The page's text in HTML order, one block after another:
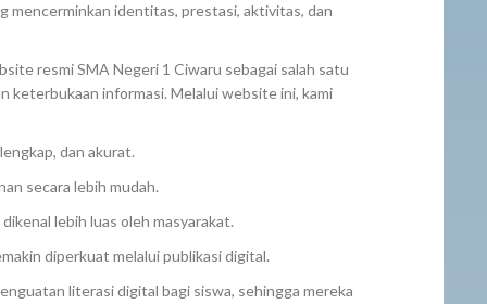
mencerminkan identitas, prestasi, aktivitas, dan
resmi SMA Negeri 1 Ciwaru sebagai salah satu
keterbukaan informasi. Melalui website ini, kami
dan akurat.
secara lebih mudah.
lebih luas oleh masyarakat.
diperkuat melalui publikasi digital.
literasi digital bagi siswa, sehingga mereka